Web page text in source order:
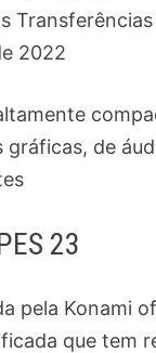
2022
de
23
pela Konami
que tem